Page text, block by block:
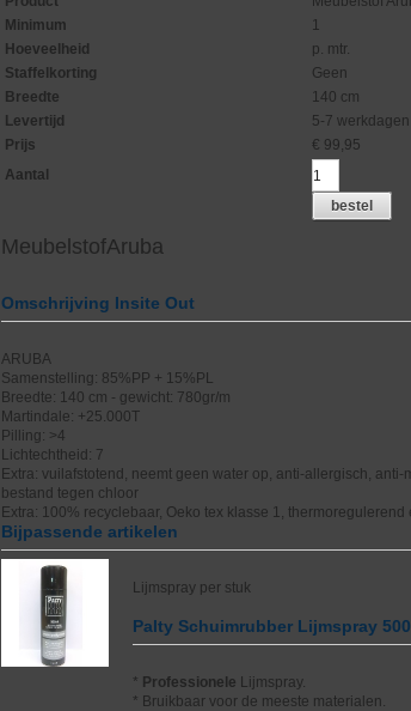
Minimum
1
Hoeveelheid
p. mtr.
Staffelkorting
Geen
Breedte
140 cm
Levertijd
5-7 werkdagen
Prijs
€ 99,95
Aantal
bestel
MeubelstofAruba
Omschrijving Insite Out
ARUBA
Samenstelling: 85%PP + 15%PL
Breedte: 140 cm - gewicht: 780gr/m
Martindale: +25.000T
Pilling: >4
Lichtechtheid: 7
Extra: vuilafstotend, neemt geen water op, anti-allergisch,
bestand tegen chloor
Extra: 100% recyclebaar, Oeko tex klasse 1,
Bijpassende artikelen
Lijmspray per stuk
Palty Schuimrubber Lijmspray
* Professionele Lijmspray.
* Bruikbaar voor de meeste materialen.